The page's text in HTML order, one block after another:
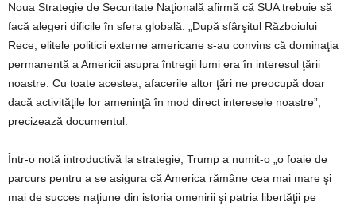
Noua Strategie de Securitate Naţională afirmă că SUA trebuie să
facă alegeri dificile în sfera globală. „După sfârşitul Războiului
Rece, elitele politicii externe americane s-au convins că dominaţia
permanentă a Americii asupra întregii lumi era în interesul ţării
noastre. Cu toate acestea, afacerile altor ţări ne preocupă doar
dacă activităţile lor ameninţă în mod direct interesele noastre”,
precizează documentul.
Într-o notă introductivă la strategie, Trump a numit-o „o foaie de
parcurs pentru a se asigura că America rămâne cea mai mare şi
mai de succes naţiune din istoria omenirii şi patria libertăţii pe